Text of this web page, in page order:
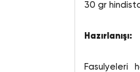
30 gr
Hazırlanışı:
Fasulyeleri